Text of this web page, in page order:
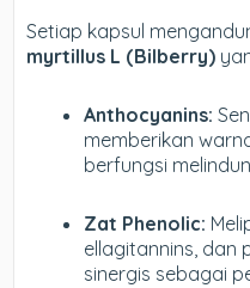
Setiap kapsul
myrtillus L (Bilberry)
Anthocyanins:
memberikan
berfungsi
Zat Phenolic:
ellagitannins, dan
sinergis sebagai